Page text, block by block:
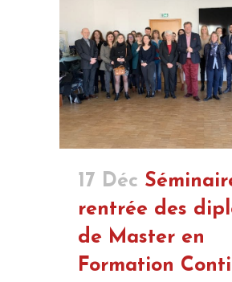
17 Déc
rentrée des
de Master en
Formation